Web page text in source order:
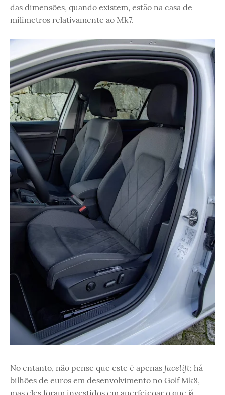
das dimensões, quando existem, estão na casa de
milímetros relativamente ao Mk7.
No entanto, não pense que este é apenas facelift; há
bilhões de euros em desenvolvimento no Golf Mk8,
mas eles foram investidos em aperfeiçoar o que já